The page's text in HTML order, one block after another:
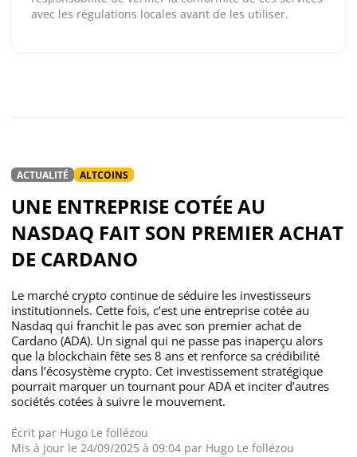
avec les régulations locales avant de les utiliser.
ACTUALITÉ ALTCOINS
UNE ENTREPRISE COTÉE AU
NASDAQ FAIT SON PREMIER ACHAT
DE CARDANO
Le marché crypto continue de séduire les investisseurs
institutionnels. Cette fois, c’est une entreprise cotée au
Nasdaq qui franchit le pas avec son premier achat de
Cardano (ADA). Un signal qui ne passe pas inaperçu alors
que la blockchain fête ses 8 ans et renforce sa crédibilité
dans l’écosystème crypto. Cet investissement stratégique
pourrait marquer un tournant pour ADA et inciter d’autres
sociétés cotées à suivre le mouvement.
Écrit par Hugo Le follézou
Mis à jour le 24/09/2025 à 09:04 par Hugo Le follézou